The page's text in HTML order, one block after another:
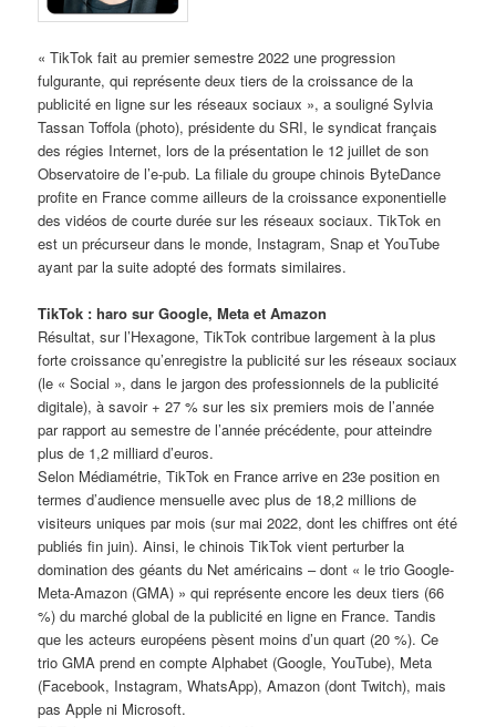
« TikTok fait au premier semestre 2022 une progression
fulgurante, qui représente deux tiers de la croissance de la
publicité en ligne sur les réseaux sociaux », a souligné Sylvia
Tassan Toffola (photo), présidente du SRI, le syndicat français
des régies Internet, lors de la présentation le 12 juillet de son
Observatoire de l’e-pub. La filiale du groupe chinois ByteDance
profite en France comme ailleurs de la croissance exponentielle
des vidéos de courte durée sur les réseaux sociaux. TikTok en
est un précurseur dans le monde, Instagram, Snap et YouTube
ayant par la suite adopté des formats similaires.
TikTok : haro sur Google, Meta et Amazon
Résultat, sur l’Hexagone, TikTok contribue largement à la plus
forte croissance qu’enregistre la publicité sur les réseaux sociaux
(le « Social », dans le jargon des professionnels de la publicité
digitale), à savoir + 27 % sur les six premiers mois de l’année
par rapport au semestre de l’année précédente, pour atteindre
plus de 1,2 milliard d’euros.
Selon Médiamétrie, TikTok en France arrive en 23e position en
termes d’audience mensuelle avec plus de 18,2 millions de
visiteurs uniques par mois (sur mai 2022, dont les chiffres ont été
publiés fin juin). Ainsi, le chinois TikTok vient perturber la
domination des géants du Net américains – dont « le trio Google-
Meta-Amazon (GMA) » qui représente encore les deux tiers (66
%) du marché global de la publicité en ligne en France. Tandis
que les acteurs européens pèsent moins d’un quart (20 %). Ce
trio GMA prend en compte Alphabet (Google, YouTube), Meta
(Facebook, Instagram, WhatsApp), Amazon (dont Twitch), mais
pas Apple ni Microsoft.